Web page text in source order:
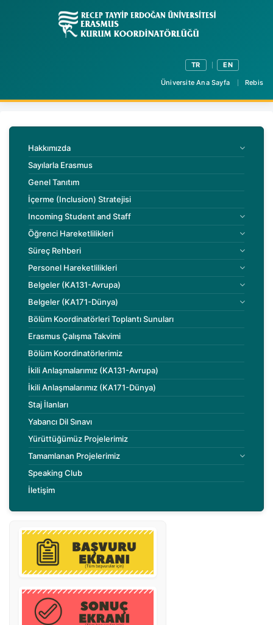
TR EN
Üniversite Ana Sayfa Rebis
Hakkımızda
Sayılarla Erasmus
Genel Tanıtım
İçerme (Inclusion) Stratejisi
Incoming Student and Staff
Öğrenci Hareketlilikleri
Süreç Rehberi
Personel Hareketlilikleri
Belgeler (KA131-Avrupa)
Belgeler (KA171-Dünya)
Bölüm Koordinatörleri Toplantı Sunuları
Erasmus Çalışma Takvimi
Bölüm Koordinatörlerimiz
İkili Anlaşmalarımız (KA131-Avrupa)
İkili Anlaşmalarımız (KA171-Dünya)
Staj İlanları
Yabancı Dil Sınavı
Yürüttüğümüz Projelerimiz
Tamamlanan Projelerimiz
Speaking Club
İletişim